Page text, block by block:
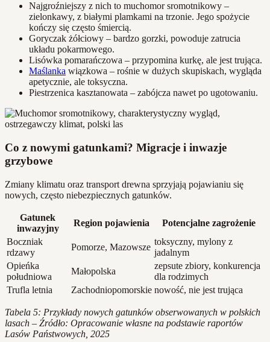
Najgroźniejszy z nich to muchomor sromotnikowy –
zielonkawy, z białymi plamkami na trzonie. Jego spożycie
kończy się często śmiercią.
Goryczak żółciowy – bardzo gorzki, powoduje zatrucia
układu pokarmowego.
Lisówka pomarańczowa – przypomina kurkę, ale jest trująca.
Maślanka wiązkowa – rośnie w dużych skupiskach, wygląda
apetycznie, ale toksyczna.
Piestrzenica kasztanowata – zabójcza nawet po ugotowaniu.
Co z nowymi gatunkami? Migracje i inwazje
grzybowe
Zmiany klimatu oraz transport drewna sprzyjają pojawianiu się
nowych, często niebezpiecznych gatunków.
Gatunek
inwazyjny
Region pojawienia
Potencjalne zagrożenie
Boczniak
rdzawy
Pomorze, Mazowsze
toksyczny, mylony z
jadalnym
Opieńka
południowa
Małopolska
zepsute zbiory, konkurencja
dla rodzimych
Trufla letnia
Zachodniopomorskie nowość, nie jest trująca
Tabela 5: Przykłady nowych gatunków obserwowanych w polskich
lasach – Źródło: Opracowanie własne na podstawie raportów
Lasów Państwowych, 2025